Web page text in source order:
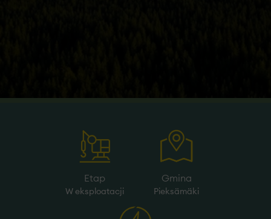
Etap
W eksploatacji
Gmina
Pieksämäki